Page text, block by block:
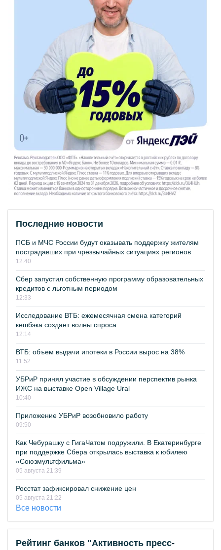
Последние новости
ПСБ и МЧС России будут оказывать поддержку жителям
пострадавших при чрезвычайных ситуациях регионов
12:40
Сбер запустил собственную программу образовательных
кредитов с льготным периодом
12:33
Исследование ВТБ: ежемесячная смена категорий
кешбэка создает волны спроса
12:14
ВТБ: объем выдачи ипотеки в России вырос на 38%
11:52
УБРиР принял участие в обсуждении перспектив рынка
ИЖС на выставке Open Village Ural
10:40
Приложение УБРиР возобновило работу
09:50
Как Чебурашку с ГигаЧатом подружили. В Екатеринбурге
при поддержке Сбера открылась выставка к юбилею
«Союзмультфильма»
05 августа 21:39
Росстат зафиксировал снижение цен
05 августа 21:22
Все новости
Рейтинг банков "Активность пресс-